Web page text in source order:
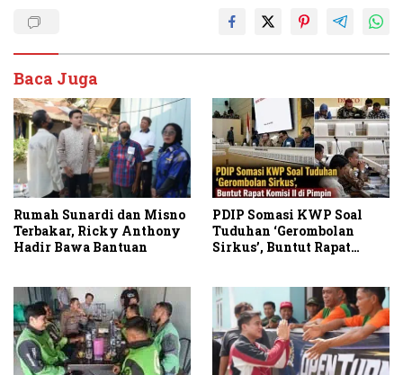
Baca Juga
Rumah Sunardi dan Misno
Terbakar, Ricky Anthony
Hadir Bawa Bantuan
PDIP Somasi KWP Soal
Tuduhan ‘Gerombolan
Sirkus’, Buntut Rapat